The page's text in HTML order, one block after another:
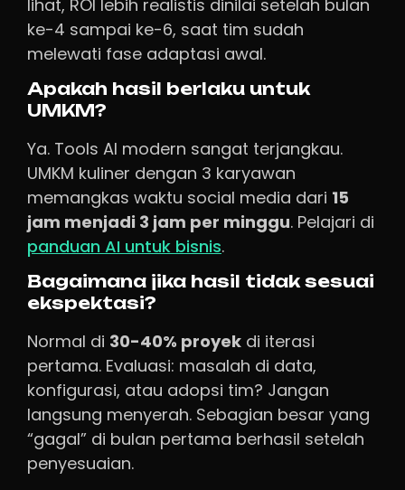
lihat, ROI lebih realistis dinilai setelah bulan
ke-4 sampai ke-6, saat tim sudah
melewati fase adaptasi awal.
Apakah hasil berlaku untuk
UMKM?
Ya. Tools AI modern sangat terjangkau.
UMKM kuliner dengan 3 karyawan
memangkas waktu social media dari 15
jam menjadi 3 jam per minggu. Pelajari di
panduan AI untuk bisnis.
Bagaimana jika hasil tidak sesuai
ekspektasi?
Normal di 30-40% proyek di iterasi
pertama. Evaluasi: masalah di data,
konfigurasi, atau adopsi tim? Jangan
langsung menyerah. Sebagian besar yang
“gagal” di bulan pertama berhasil setelah
penyesuaian.